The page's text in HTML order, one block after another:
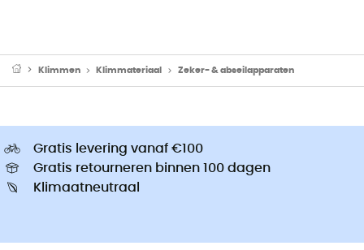
Klimmen Klimmateriaal Zeker- & abseilapparaten
Gratis levering vanaf €100
Gratis retourneren binnen 100 dagen
Klimaatneutraal